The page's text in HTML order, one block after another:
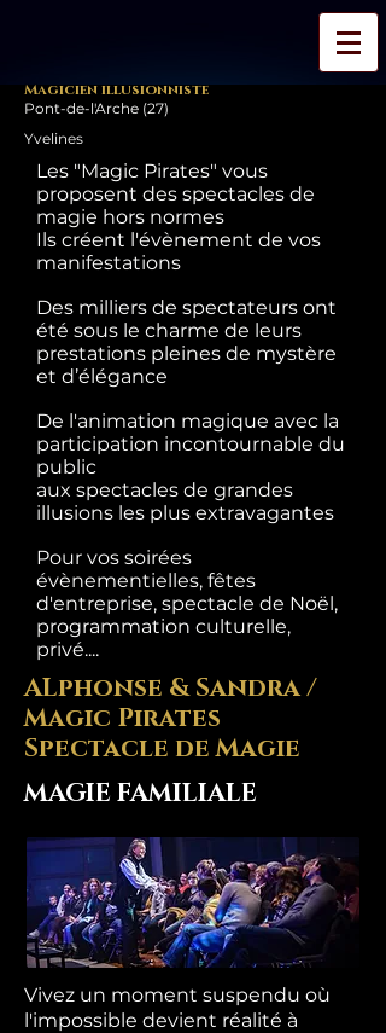
Magicien illusionniste
Pont-de-l'Arche (27)
Yvelines
Les "Magic Pirates" vous
proposent des spectacles de
magie hors normes
Ils créent l'évènement de vos
manifestations
Des milliers de spectateurs ont
été sous le charme de leurs
prestations pleines de mystère
et d’élégance
De l'animation magique avec la
participation incontournable du
public
aux spectacles de grandes
illusions les plus extravagantes
Pour vos soirées
évènementielles, fêtes
d'entreprise, spectacle de Noël,
programmation culturelle,
privé....
ALphonse & Sandra /
Magic Pirates
Spectacle de Magie
MAGIE FAMILIALE
Vivez un moment suspendu où
l'impossible devient réalité à